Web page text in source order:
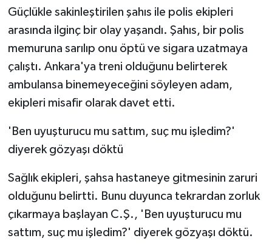
Güçlükle sakinleştirilen şahıs ile polis ekipleri
arasında ilginç bir olay yaşandı. Şahıs, bir polis
memuruna sarılıp onu öptü ve sigara uzatmaya
çalıştı. Ankara'ya treni olduğunu belirterek
ambulansa binemeyeceğini söyleyen adam,
ekipleri misafir olarak davet etti.
'Ben uyuşturucu mu sattım, suç mu işledim?'
diyerek gözyaşı döktü
Sağlık ekipleri, şahsa hastaneye gitmesinin zaruri
olduğunu belirtti. Bunu duyunca tekrardan zorluk
çıkarmaya başlayan C.Ş., 'Ben uyuşturucu mu
sattım, suç mu işledim?' diyerek gözyaşı döktü.